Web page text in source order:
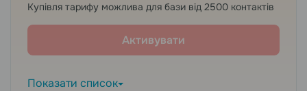
Купівля тарифу можлива для бази від 2500 контактів
Активувати
Показати список